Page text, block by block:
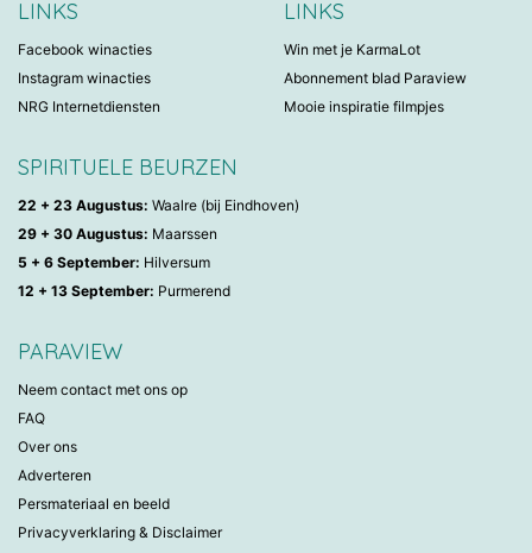
LINKS
Facebook winacties
Instagram winacties
NRG Internetdiensten
LINKS
Win met je KarmaLot
Abonnement blad Paraview
Mooie inspiratie filmpjes
SPIRITUELE BEURZEN
22 + 23 Augustus: Waalre (bij Eindhoven)
29 + 30 Augustus: Maarssen
5 + 6 September: Hilversum
12 + 13 September: Purmerend
PARAVIEW
Neem contact met ons op
FAQ
Over ons
Adverteren
Persmateriaal en beeld
Privacyverklaring & Disclaimer